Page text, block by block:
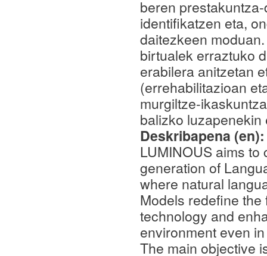
beren
identifikatzen eta,
daitezkeen
birtualek erraztuko
erabilera anitzetan
(errehabilitazioan
murgiltze-
balizko luzapenekin
Deskribapena
LUMINOUS aims
generation of
where natural
Models redefine
technology and
environment even
The main objective